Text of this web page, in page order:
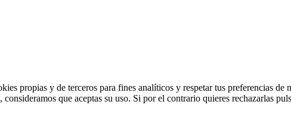
propias y de terceros para fines analíticos y respetar tus preferencias de
que aceptas su uso. Si por el contrario quieres rechazarlas